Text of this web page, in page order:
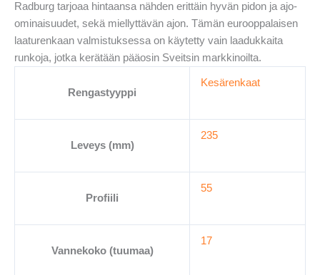
Radburg tarjoaa hintaansa nähden erittäin hyvän pidon ja ajo-
ominaisuudet, sekä miellyttävän ajon. Tämän eurooppalaisen
laaturenkaan valmistuksessa on käytetty vain laadukkaita
runkoja, jotka kerätään pääosin Sveitsin markkinoilta.
Rengastyyppi
Kesärenkaat
Leveys (mm)
235
Profiili
55
Vannekoko (tuumaa)
17